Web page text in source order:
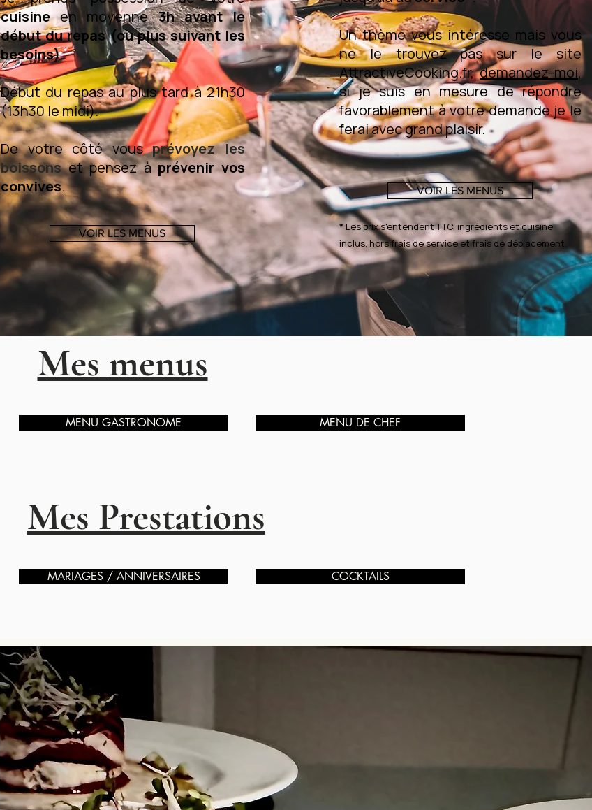
cuisineen moyenne3h avant le
début du repas (ou plus suivant les
besoins).
Début du repas au plus tard à 21h30
(13h30 le midi).
De votre côté vousprévoyez les
boissonset pensez àprévenir vos
convives.
VOIR LES MENUS
Un thème vous intéresse mais vous
ne le trouvez pas sur le site
AttractiveCooking.fr,demandez-moi,
si je suis en mesure de répondre
favorablement à votre demande je le
ferai avec grand plaisir.
VOIR LES MENUS
* Les prix s'entendent TTC, ingrédients et cuisine
inclus, hors frais de service et frais de déplacement.
Mes menus
MENU GASTRONOME MENU DE CHEF
Mes Prestations
MARIAGES / ANNIVERSAIRES COCKTAILS